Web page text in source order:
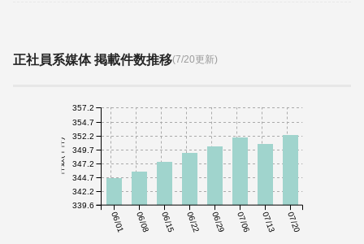
正社員系媒体 掲載件数推移(7/20更新)
06/01 06/08 06/15 06/22 06/29 07/06 07/13 07/20
件数(千件)
339.6
342.2
344.7
347.2
349.7
352.2
354.7
357.2